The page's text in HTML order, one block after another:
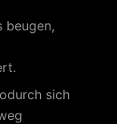
beugen,
sich